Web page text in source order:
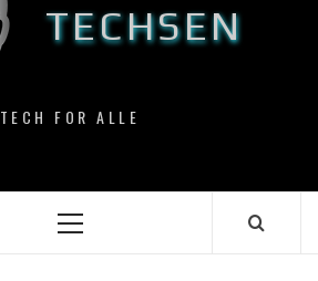
TECHSEN
TECH FOR ALLE
Primary